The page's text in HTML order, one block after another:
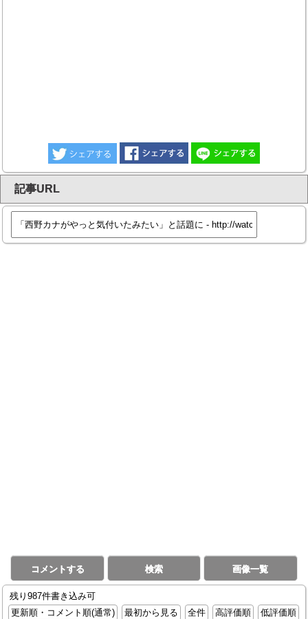
記事URL
コメントする 検索 画像一覧
残り987件書き込み可
更新順・コメント順(通常)
最初から見る 全件 高評価順
低評価順